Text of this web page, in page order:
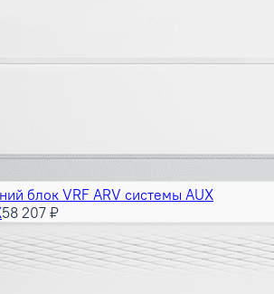
блок VRF ARV системы AUX
58 207 ₽